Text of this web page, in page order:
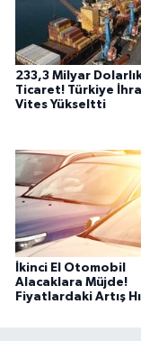
233,3 Milyar
Ticaret! Türkiye
Vites Yükseltti
İkinci El Otomobil
Alacaklara Müjde!
Fiyatlardaki Artış